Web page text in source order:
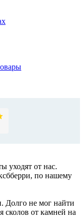
уходят от нас.
по нашему
Долго не мог найти
сколов от камней на